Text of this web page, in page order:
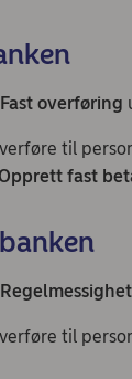
Fast overføring
til
fast
Regelmessighet
til